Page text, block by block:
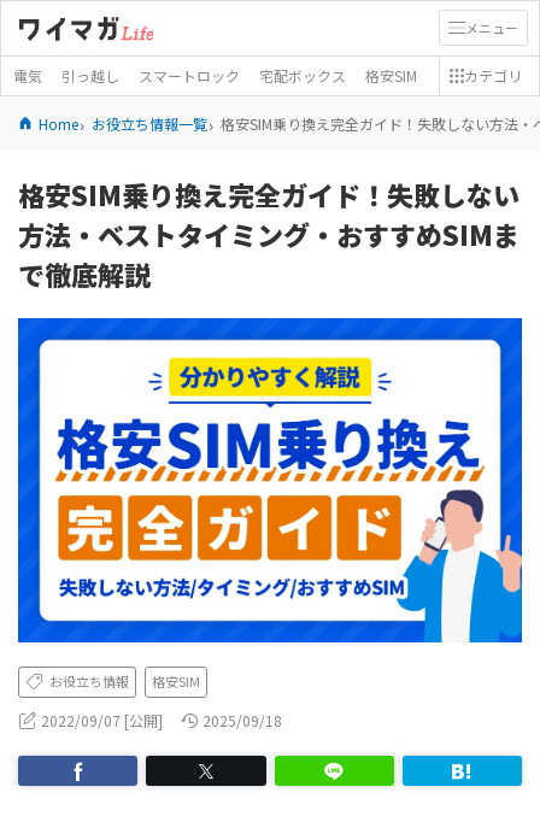
メニュー
電気 引っ越し スマートロック 宅配ボックス 格安SIM カテゴリ
Home お役立ち情報一覧 格安SIM乗り換え完全ガイド！失敗しない方法
格安SIM乗り換え完全ガイド！失敗しない
方法・ベストタイミング・おすすめSIMま
で徹底解説
お役立ち情報 格安SIM
2022/09/07 [公開] 2025/09/18